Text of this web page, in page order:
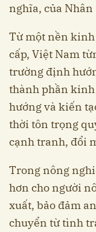
nghĩa, của
Từ một nền kinh
cấp, Việt Nam
trường định
thành phần kinh
hướng và kiến
thời tôn trọng
cạnh tranh, đổi
Trong nông
hơn cho người
xuất, bảo đảm
chuyển từ tình